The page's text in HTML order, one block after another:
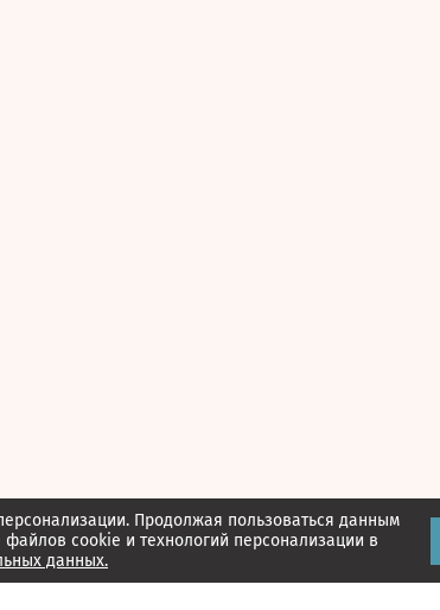
Продолжая пользоваться данным
файлов cookie и технологий персонализации в
данных.